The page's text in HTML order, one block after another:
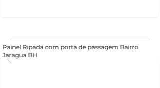
Painel Ripada com porta de passagem Bairro
Jaragua BH